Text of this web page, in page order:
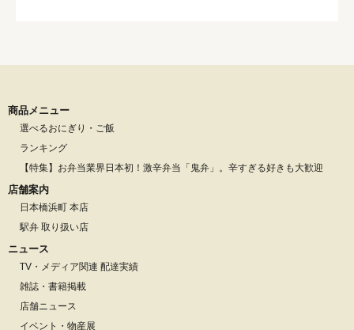
商品メニュー
選べるおにぎり・ご飯
ランキング
【特集】お弁当業界日本初！激辛弁当「鬼弁」。辛すぎる好きも大歓迎
店舗案内
日本橋浜町 本店
駅弁 取り扱い店
ニュース
TV・メディア関連 配達実績
雑誌・書籍掲載
店舗ニュース
イベント・物産展